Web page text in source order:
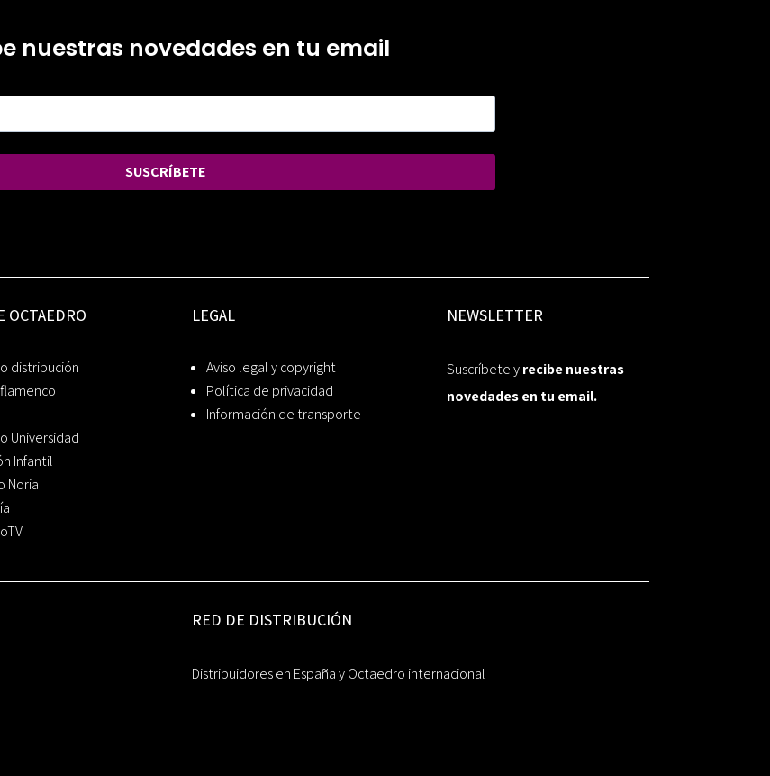
nuestras novedades en tu email
SUSCRÍBETE
OCTAEDRO
distribución
flamenco
Universidad
Infantil
Noria
LEGAL
Aviso legal y copyright
Política de privacidad
Información de transporte
NEWSLETTER
Suscríbete yrecibe nuestras
novedades en tu email.
RED DE DISTRIBUCIÓN
Distribuidores en España y Octaedro internacional